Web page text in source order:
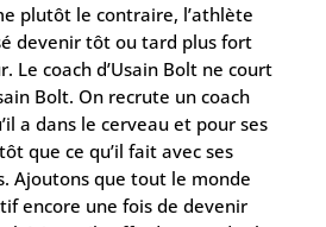
plutôt le contraire, l’athlète
devenir tôt ou tard plus fort
Le coach d’Usain Bolt ne court
Bolt. On recrute un coach
a dans le cerveau et pour ses
que ce qu’il fait avec ses
Ajoutons que tout le monde
encore une fois de devenir